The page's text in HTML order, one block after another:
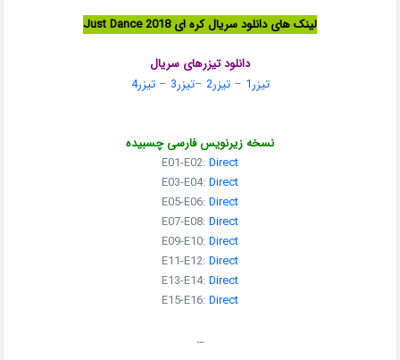
لینک های دانلود سریال کره ای Just Dance 2018
دانلود تیزرهای سریال
تیزر1 –تیزر2 –تیزر3 –تیزر4
نسخه زیرنویس فارسی چسبیده
E01-E02:Direct
E03-E04:Direct
E05-E06:Direct
E07-E08:Direct
E09-E10:Direct
E11-E12:Direct
E13-E14:Direct
E15-E16:Direct
…